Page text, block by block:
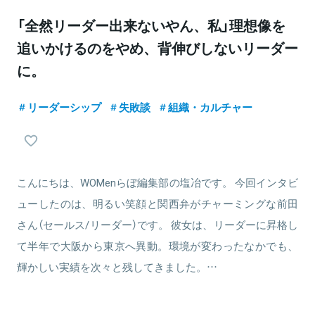
「全然リーダー出来ないやん、私」理想像を
追いかけるのをやめ、背伸びしないリーダー
に。
リーダーシップ 失敗談 組織・カルチャー
こんにちは、WOMenらぼ編集部の塩冶です。 今回インタビ
ューしたのは、明るい笑顔と関西弁がチャーミングな前田
さん（セールス/リーダー）です。 彼女は、リーダーに昇格し
て半年で大阪から東京へ異動。環境が変わったなかでも、
輝かしい実績を次々と残してきました。…